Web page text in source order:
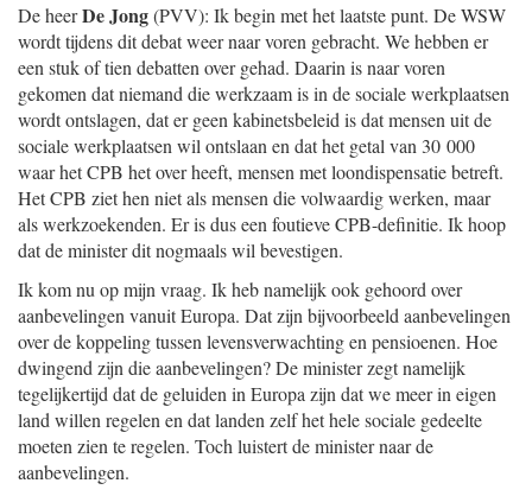
De heerDe Jong(PVV): Ik begin met het laatste punt. De WSW
wordt tijdens dit debat weer naar voren gebracht. We hebben er
een stuk of tien debatten over gehad. Daarin is naar voren
gekomen dat niemand die werkzaam is in de sociale werkplaatsen
wordt ontslagen, dat er geen kabinetsbeleid is dat mensen uit de
sociale werkplaatsen wil ontslaan en dat het getal van 30 000
waar het CPB het over heeft, mensen met loondispensatie betreft.
Het CPB ziet hen niet als mensen die volwaardig werken, maar
als werkzoekenden. Er is dus een foutieve CPB-definitie. Ik hoop
dat de minister dit nogmaals wil bevestigen.
Ik kom nu op mijn vraag. Ik heb namelijk ook gehoord over
aanbevelingen vanuit Europa. Dat zijn bijvoorbeeld aanbevelingen
over de koppeling tussen levensverwachting en pensioenen. Hoe
dwingend zijn die aanbevelingen? De minister zegt namelijk
tegelijkertijd dat de geluiden in Europa zijn dat we meer in eigen
land willen regelen en dat landen zelf het hele sociale gedeelte
moeten zien te regelen. Toch luistert de minister naar de
aanbevelingen.